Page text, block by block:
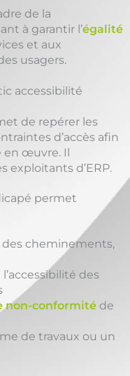
de la
à garantir l’égalité
et aux
usagers.
accessibilité
de repérer les
d’accès afin
en œuvre. Il
exploitants d’ERP.
permet
cheminements,
des
non-conformité de
de travaux ou un